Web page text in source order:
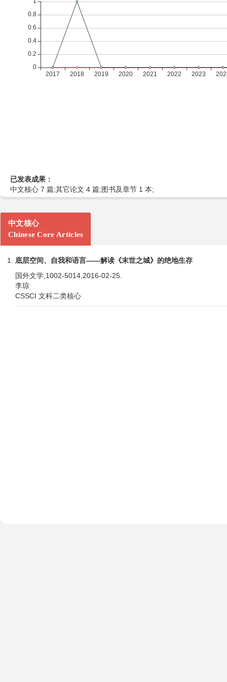
已发表成果：
中文核心 7 篇;其它论文 4 篇;图书及章节 1 本;
中文核心
Chinese Core Articles
底层空间、自我和语言——解读《末世之城》的绝地生存
国外文学,1002-5014,2016-02-25.
李琼
CSSCI 文科二类核心